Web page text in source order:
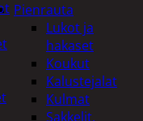
Pienrauta
Lukot ja
hakaset
Koukut
Kalustejalat
Kulmat
Sakkelit,